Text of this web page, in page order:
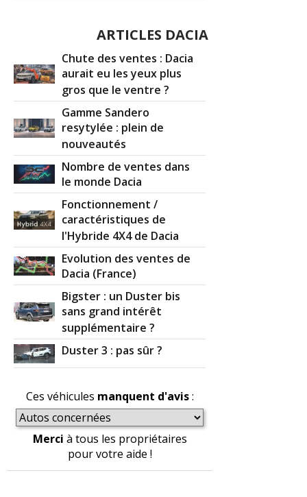
ARTICLES DACIA
Chute des ventes : Dacia
aurait eu les yeux plus
gros que le ventre ?
Gamme Sandero
resytylée : plein de
nouveautés
Nombre de ventes dans
le monde Dacia
Fonctionnement /
caractéristiques de
l'Hybride 4X4 de Dacia
Evolution des ventes de
Dacia (France)
Bigster : un Duster bis
sans grand intérêt
supplémentaire ?
Duster 3 : pas sûr ?
Ces véhicules manquent d'avis:
Merci à tous les propriétaires
pour votre aide !